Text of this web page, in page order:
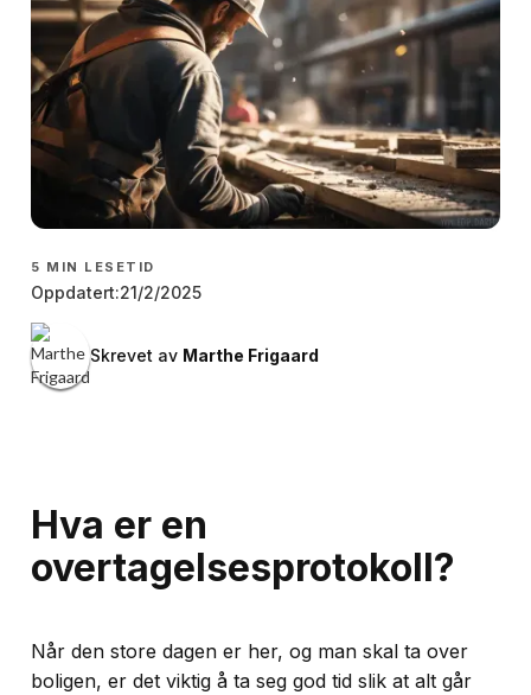
5 MIN LESETID
Oppdatert:21/2/2025
Skrevet av Marthe Frigaard
Hva er en
overtagelsesprotokoll?
Når den store dagen er her, og man skal ta over
boligen, er det viktig å ta seg god tid slik at alt går